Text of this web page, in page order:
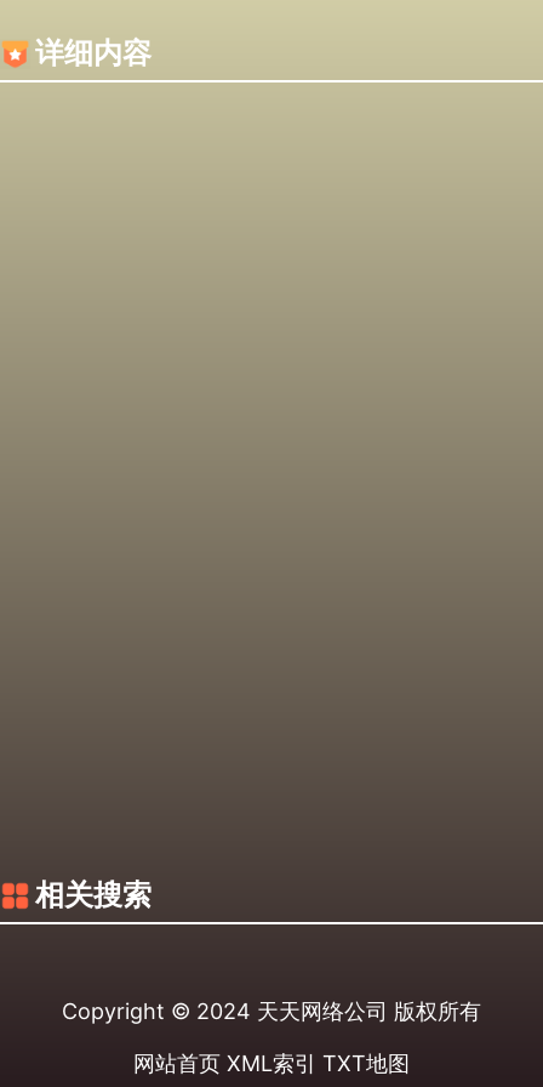
详细内容
相关搜索
Copyright © 2024 天天网络公司 版权所有
网站首页 XML索引 TXT地图